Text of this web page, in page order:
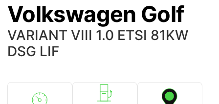
Volkswagen Golf
VARIANT VIII 1.0 ETSI 81KW
DSG LIF